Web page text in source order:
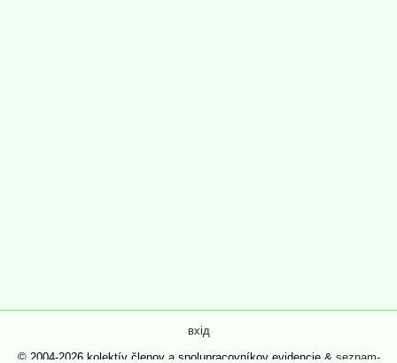
вхід
© 2004-2026 kolektív členov a spolupracovníkov evidencie & seznam-